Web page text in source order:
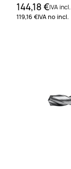
144,18 €IVA incl.
119,16 €IVA no incl.